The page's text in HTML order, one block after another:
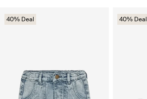
40% Deal 40% Deal